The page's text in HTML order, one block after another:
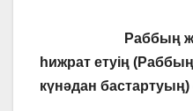
Раббың
һижрат етуің
күнәдан